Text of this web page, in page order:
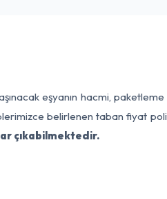
eşyanın hacmi,
belirlenen taban fiyat
çıkabilmektedir.